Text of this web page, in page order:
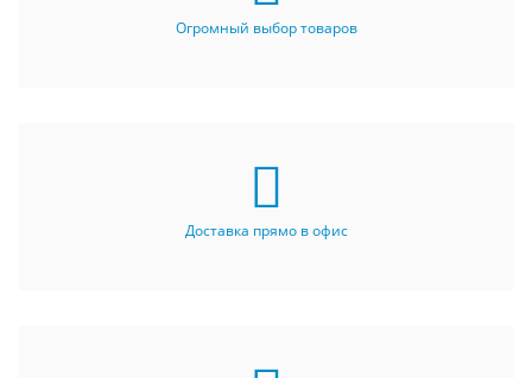
Огромный выбор товаров
Доставка прямо в офис